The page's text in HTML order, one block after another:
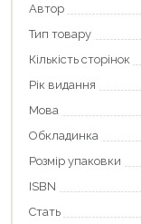
Автор
Тип товару
Кількість сторінок
Рік видання
Мова
Обкладинка
Розмір упаковки
ISBN
Стать